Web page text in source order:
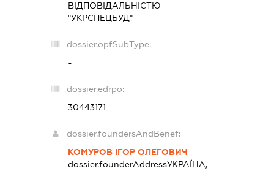
ВІДПОВІДАЛЬНІСТЮ
"УКРСПЕЦБУД"
dossier.opfSubType:
-
dossier.edrpo:
30443171
dossier.foundersAndBenef:
КОМУРОВ ІГОР ОЛЕГОВИЧ
dossier.founderAddressУКРАЇНА,